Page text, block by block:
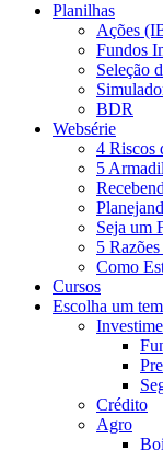
Planilhas
Ações
Fundos
Seleção
BDR
Websérie
4 Riscos
5
Seja um
5
Como
Cursos
Escolha um
Crédito
Agro